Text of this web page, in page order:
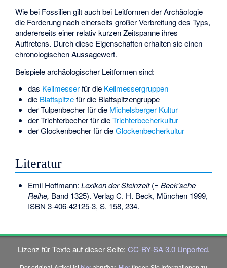
Wie bei Fossilien gilt auch bei Leitformen der Archäologie
die Forderung nach einerseits großer Verbreitung des Typs,
andererseits einer relativ kurzen Zeitspanne ihres
Auftretens. Durch diese Eigenschaften erhalten sie einen
chronologischen Aussagewert.
Beispiele archäologischer Leitformen sind:
das Keilmesserfür die Keilmessergruppen
die Blattspitzefür die Blattspitzengruppe
derTulpenbecherfür die Michelsberger Kultur
derTrichterbecherfür dieTrichterbecherkultur
derGlockenbecherfür dieGlockenbecherkultur
Literatur
Emil Hoffmann: Lexikon der Steinzeit(= Beck’sche
Reihe, Band 1325). Verlag C. H. Beck, München 1999,
ISBN 3-406-42125-3, S. 158, 234.
Lizenz für Texte auf dieser Seite: CC-BY-SA 3.0 Unported.